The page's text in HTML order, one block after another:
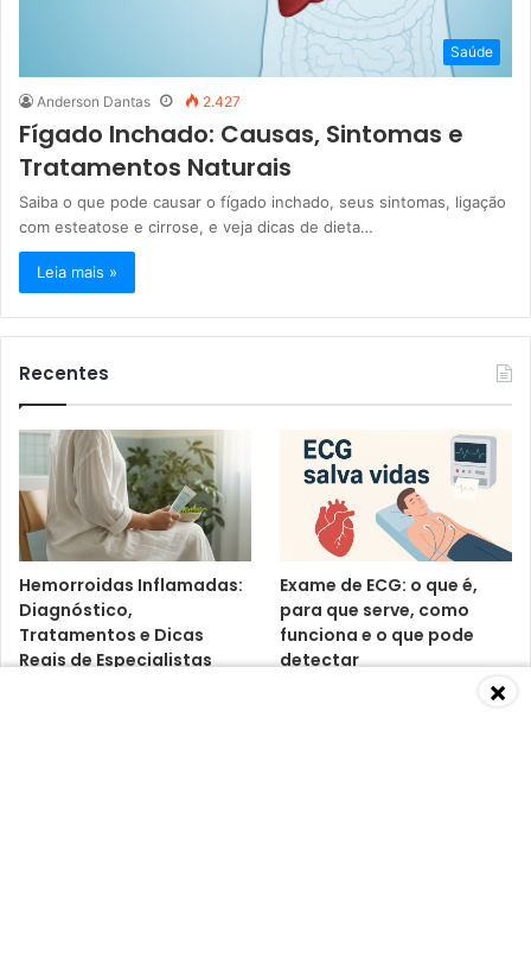
Saúde
Anderson Dantas 2.427
Fígado Inchado: Causas, Sintomas e
Tratamentos Naturais
Saiba o que pode causar o fígado inchado, seus sintomas, ligação
com esteatose e cirrose, e veja dicas de dieta…
Leia mais »
Recentes
Hemorroidas Inflamadas:
Diagnóstico,
Tratamentos e Dicas
Reais de Especialistas
Exame de ECG: o que é,
para que serve, como
funciona e o que pode
detectar
×